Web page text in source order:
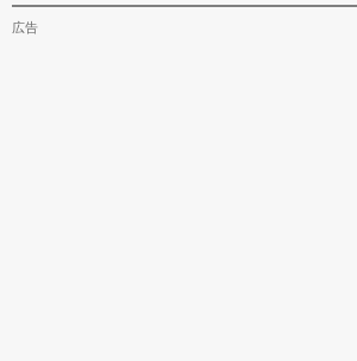
広告